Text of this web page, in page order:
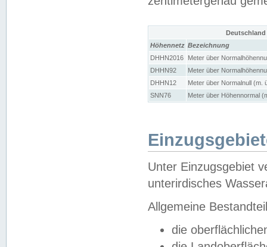
Höhennetz Bezeichnung
DHHN2016
Meter über
DHHN92
Meter über
DHHN12
Meter über Normalnull (m.
SNN76
Meter über Höhennormal
Unter Einzugsgebiet
unterirdisches
Allgemeine
die